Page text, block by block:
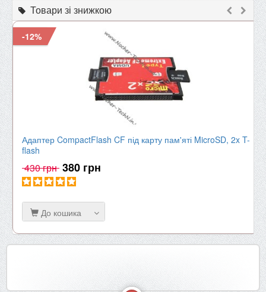
Товари зі знижкою
-12%
Адаптер CompactFlash CF під карту пам'яті MicroSD, 2x T-
flash
430 грн 380 грн
До кошика